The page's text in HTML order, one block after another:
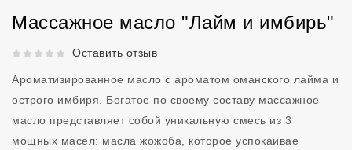
Массажное масло "Лайм и имбирь"
Рейтинг 5 из 5.Оставить отзыв
Ароматизированное масло с ароматом оманского лайма и
острого имбиря. Богатое по своему составу массажное
масло представляет собой уникальную смесь из 3
мощных масел: масла жожоба, которое успокаивае